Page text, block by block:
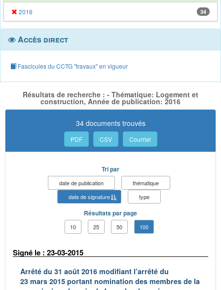
2016 34
Accès direct
Fascicules du CCTG "travaux" en vigueur
Résultats de recherche : - Thématique: Logement et
construction, Année de publication: 2016
34 documents trouvés
PDF CSV Courriel
Tri par
date de publication
thématique
date de signature
type
Résultats par page
10 25 50 100
Signé le : 23-03-2015
Arrêté du 31 août 2016 modifiant l’arrêté du
23 mars 2015 portant nomination des membres de la